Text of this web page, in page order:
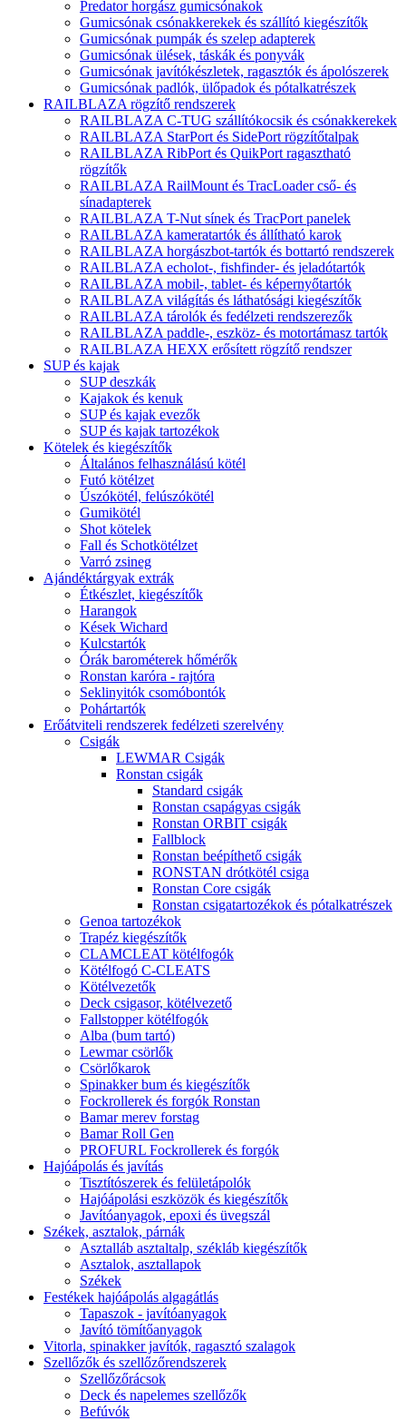
Predator horgász gumicsónakok
Gumicsónak csónakkerekek és szállító kiegészítők
Gumicsónak pumpák és szelep adapterek
Gumicsónak ülések, táskák és ponyvák
Gumicsónak javítókészletek, ragasztók és ápolószerek
Gumicsónak padlók, ülőpadok és pótalkatrészek
RAILBLAZA rögzítő rendszerek
RAILBLAZA C-TUG szállítókocsik és csónakkerekek
RAILBLAZA StarPort és SidePort rögzítőtalpak
RAILBLAZA RibPort és QuikPort ragasztható
rögzítők
RAILBLAZA RailMount és TracLoader cső- és
sínadapterek
RAILBLAZA T-Nut sínek és TracPort panelek
RAILBLAZA kameratartók és állítható karok
RAILBLAZA horgászbot-tartók és bottartó rendszerek
RAILBLAZA echolot-, fishfinder- és jeladótartók
RAILBLAZA mobil-, tablet- és képernyőtartók
RAILBLAZA világítás és láthatósági kiegészítők
RAILBLAZA tárolók és fedélzeti rendszerezők
RAILBLAZA paddle-, eszköz- és motortámasz tartók
RAILBLAZA HEXX erősített rögzítő rendszer
SUP és kajak
SUP deszkák
Kajakok és kenuk
SUP és kajak evezők
SUP és kajak tartozékok
Kötelek és kiegészítők
Általános felhasználású kötél
Futó kötélzet
Úszókötél, felúszókötél
Gumikötél
Shot kötelek
Fall és Schotkötélzet
Varró zsineg
Ajándéktárgyak extrák
Étkészlet, kiegészítők
Harangok
Kések Wichard
Kulcstartók
Órák barométerek hőmérők
Ronstan karóra - rajtóra
Seklinyitók csomóbontók
Pohártartók
Erőátviteli rendszerek fedélzeti szerelvény
Csigák
LEWMAR Csigák
Ronstan csigák
Standard csigák
Ronstan csapágyas csigák
Ronstan ORBIT csigák
Fallblock
Ronstan beépíthető csigák
RONSTAN drótkötél csiga
Ronstan Core csigák
Ronstan csigatartozékok és pótalkatrészek
Genoa tartozékok
Trapéz kiegészítők
CLAMCLEAT kötélfogók
Kötélfogó C-CLEATS
Kötélvezetők
Deck csigasor, kötélvezető
Fallstopper kötélfogók
Alba (bum tartó)
Lewmar csörlők
Csörlőkarok
Spinakker bum és kiegészítők
Fockrollerek és forgók Ronstan
Bamar merev forstag
Bamar Roll Gen
PROFURL Fockrollerek és forgók
Hajóápolás és javítás
Tisztítószerek és felületápolók
Hajóápolási eszközök és kiegészítők
Javítóanyagok, epoxi és üvegszál
Székek, asztalok, párnák
Asztalláb asztaltalp, székláb kiegészítők
Asztalok, asztallapok
Székek
Festékek hajóápolás algagátlás
Tapaszok - javítóanyagok
Javító tömítőanyagok
Vitorla, spinakker javítók, ragasztó szalagok
Szellőzők és szellőzőrendszerek
Szellőzőrácsok
Deck és napelemes szellőzők
Befúvók